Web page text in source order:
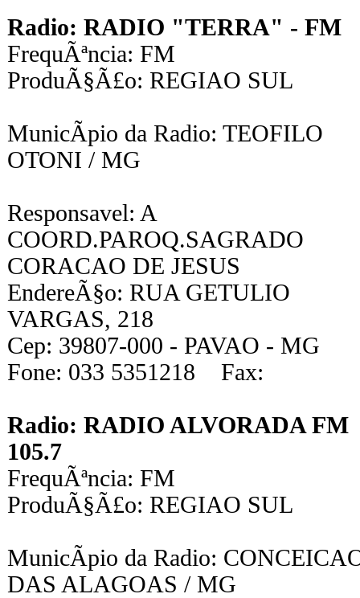
Radio: RADIO "TERRA" - FM
FrequÃªncia: FM
ProduÃ§Ã£o: REGIAO SUL
MunicÃ­pio da Radio: TEOFILO
OTONI / MG
Responsavel: A
COORD.PAROQ.SAGRADO
CORACAO DE JESUS
EndereÃ§o: RUA GETULIO
VARGAS, 218
Cep: 39807-000 - PAVAO - MG
Fone: 033 5351218 Fax:
Radio: RADIO ALVORADA FM
105.7
FrequÃªncia: FM
ProduÃ§Ã£o: REGIAO SUL
MunicÃ­pio da Radio:
DAS ALAGOAS / MG